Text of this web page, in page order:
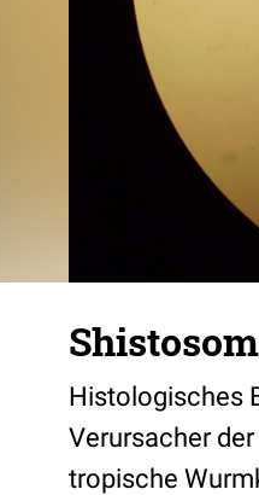
Histologisches
Verursacher
tropische